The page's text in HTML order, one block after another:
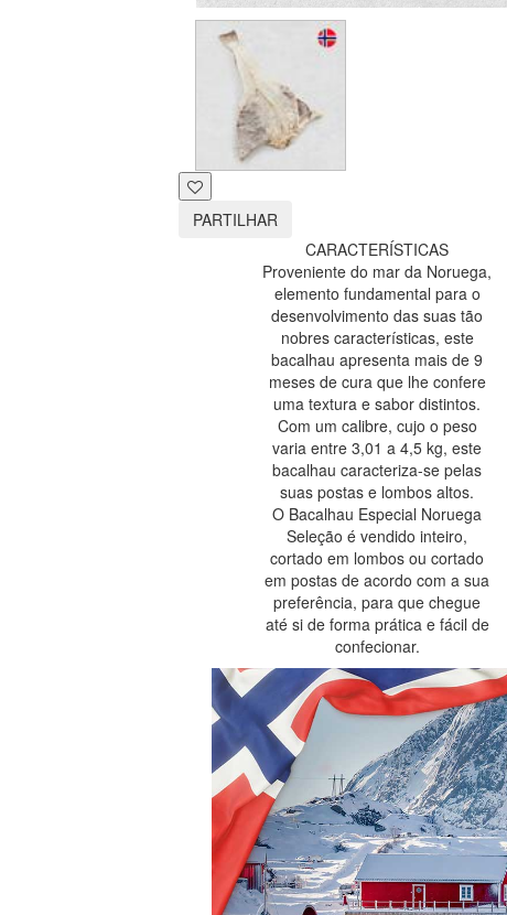
PARTILHAR
CARACTERÍSTICAS
Proveniente do mar da Noruega,
elemento fundamental para o
desenvolvimento das suas tão
nobres características, este
bacalhau apresenta mais de 9
meses de cura que lhe confere
uma textura e sabor distintos.
Com um calibre, cujo o peso
varia entre 3,01 a 4,5 kg, este
bacalhau caracteriza-se pelas
suas postas e lombos altos.
O Bacalhau Especial Noruega
Seleção é vendido inteiro,
cortado em lombos ou cortado
em postas de acordo com a sua
preferência, para que chegue
até si de forma prática e fácil de
confecionar.